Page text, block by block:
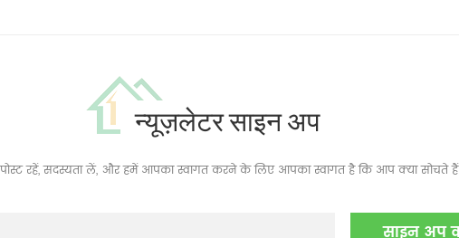
न्यूज़लेटर साइन अप
रहें, सदस्यता लें, और हमें आपका स्वागत करने के लिए आपका स्वागत है कि आप क्या सोचते हैं